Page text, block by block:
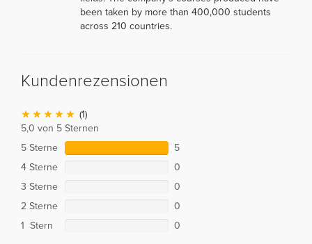
been taken by more than 400,000 students
across 210 countries.
Kundenrezensionen
(1)
5,0 von 5 Sternen
5 Sterne
5
4 Sterne
0
3 Sterne
0
2 Sterne
0
1 Stern
0